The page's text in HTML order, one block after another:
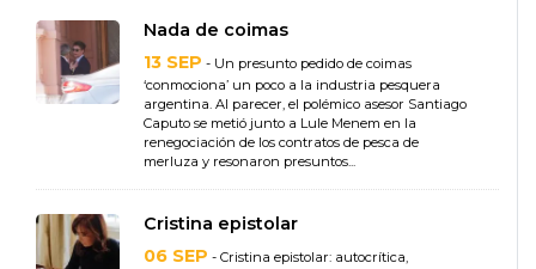
Nada de coimas
13 SEP - Un presunto pedido de coimas
‘conmociona’ un poco a la industria pesquera
argentina. Al parecer, el polémico asesor Santiago
Caputo se metió junto a Lule Menem en la
renegociación de los contratos de pesca de
merluza y resonaron presuntos...
Cristina epistolar
06 SEP - Cristina epistolar: autocrítica,